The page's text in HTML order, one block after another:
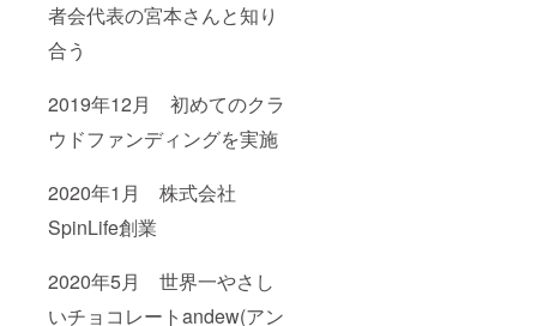
者会代表の宮本さんと知り
合う
2019年12月 初めてのクラ
ウドファンディングを実施
2020年1月 株式会社
SpinLife創業
2020年5月 世界一やさし
いチョコレートandew(アン